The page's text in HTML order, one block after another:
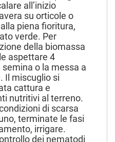
all’inizio
su orticole o
piena fioritura,
verde. Per
della biomassa
aspettare 4
o la messa a
Il miscuglio si
cattura e
nutritivi al terreno.
di scarsa
terminate le fasi
irrigare.
dei nematodi